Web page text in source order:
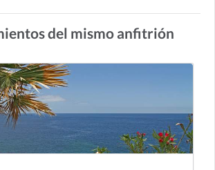
del mismo anfitrión